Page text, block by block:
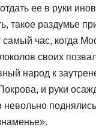
ее в руки
такое раздумье
самый час, когда
своих
народ к
и руки
невольно